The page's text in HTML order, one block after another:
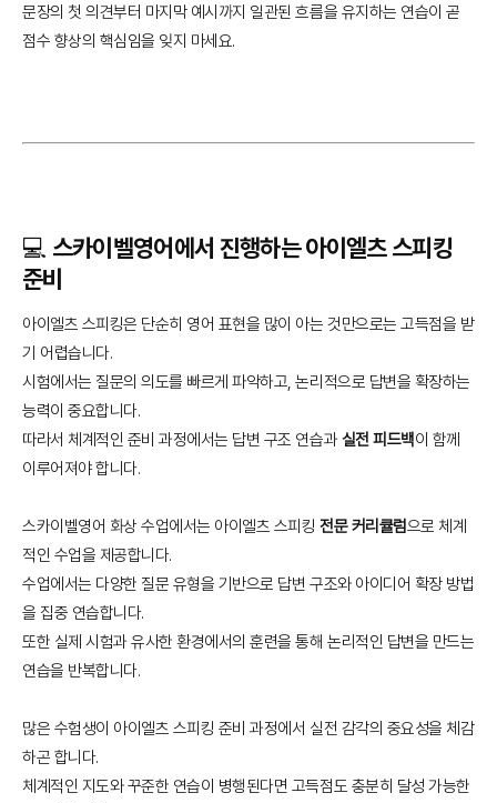
문장의 첫 의견부터 마지막 예시까지 일관된 흐름을 유지하는 연습이 곧
점수 향상의 핵심임을 잊지 마세요.
💻 스카이벨영어에서 진행하는 아이엘츠 스피킹
준비
아이엘츠 스피킹은 단순히 영어 표현을 많이 아는 것만으로는 고득점을 받
기 어렵습니다.
시험에서는 질문의 의도를 빠르게 파악하고, 논리적으로 답변을 확장하는
능력이 중요합니다.
따라서 체계적인 준비 과정에서는 답변 구조 연습과실전 피드백이 함께
이루어져야 합니다.
스카이벨영어 화상 수업에서는 아이엘츠 스피킹 전문 커리큘럼으로 체계
적인 수업을 제공합니다.
수업에서는 다양한 질문 유형을 기반으로 답변 구조와 아이디어 확장 방법
을 집중 연습합니다.
또한 실제 시험과 유사한 환경에서의 훈련을 통해 논리적인 답변을 만드는
연습을 반복합니다.
많은 수험생이 아이엘츠 스피킹 준비 과정에서 실전 감각의 중요성을 체감
하곤 합니다.
체계적인 지도와 꾸준한 연습이 병행된다면 고득점도 충분히 달성 가능한